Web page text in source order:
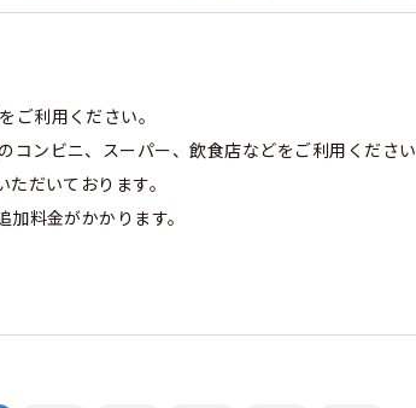
ご利用ください。
コンビニ、スーパー、飲食店などをご利用ください
だいております。
料金がかかります。